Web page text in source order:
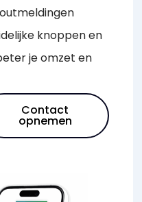
knoppen en
je omzet en
Contact
opnemen